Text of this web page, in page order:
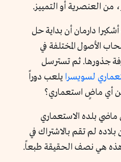
من العنصرية أو التمييز.
دارمان أن بداية حل
الأصول المختلفة في
جذورها. ثم تسترسل
لسويسرا يلعب دوراً
أي ماضٍ استعماري؟
بلده الاستعماري
لم تقم بالاشتراك في
هذه هي نصف الحقيقة طبعاً.